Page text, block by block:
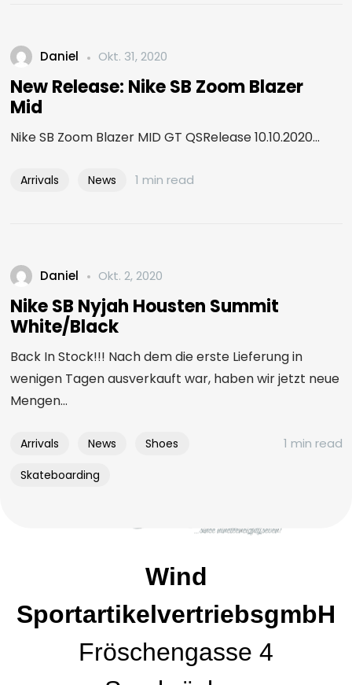
Daniel Okt. 31, 2020
New Release: Nike SB Zoom Blazer
Mid
Nike SB Zoom Blazer MID GT QSRelease 10.10.2020...
Arrivals News 1 min read
Daniel Okt. 2, 2020
Nike SB Nyjah Housten Summit
White/Black
Back In Stock!!! Nach dem die erste Lieferung in
wenigen Tagen ausverkauft war, haben wir jetzt neue
Mengen...
Arrivals News Shoes
Skateboarding
1 min read
Wind
SportartikelvertriebsgmbH
Fröschengasse 4